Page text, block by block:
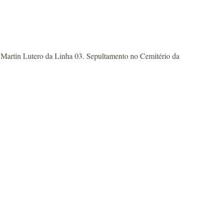
Lutero da Linha 03. Sepultamento no Cemitério da